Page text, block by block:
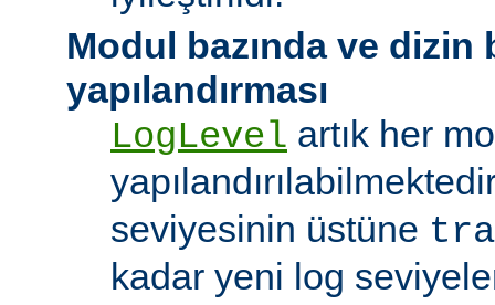
Modul bazında ve dizin
yapılandırması
LogLevel artık her
seviyesinin üstüne
kadar yeni log